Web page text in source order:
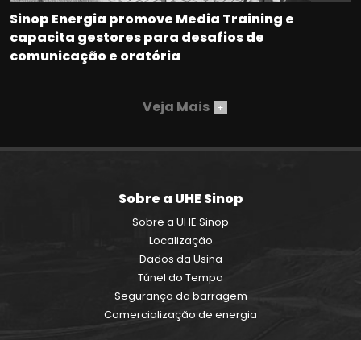
Sinop Energia promove Media Training e
capacita gestores para desafios de
comunicação e oratória
Veja Mais +
Sobre a UHE Sinop
Sobre a UHE Sinop
Localização
Dados da Usina
Túnel do Tempo
Segurança da barragem
Comercialização de energia